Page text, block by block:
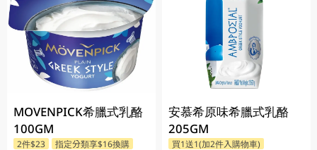
MOVENPICK希臘式乳酪
100GM
2件$23 指定分類享$16換購
安慕希原味希臘式乳酪
205GM
買1送1(加2件入購物車)